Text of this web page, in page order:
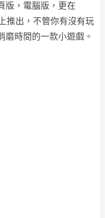
版，電腦版，更在
推出，不管你有沒有玩
磨時間的一款小遊戲。